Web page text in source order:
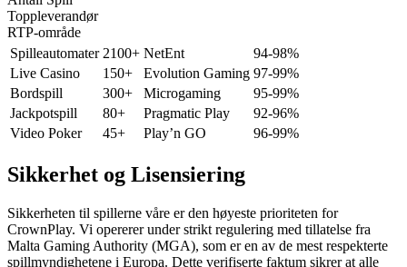
Toppleverandør
RTP-område
Spilleautomater 2100+ NetEnt
94-98%
Live Casino
150+ Evolution Gaming 97-99%
Bordspill
300+ Microgaming
95-99%
Jackpotspill
80+ Pragmatic Play
92-96%
Video Poker
45+ Play’n GO 96-99%
Sikkerhet og Lisensiering
Sikkerheten til spillerne våre er den høyeste prioriteten for
CrownPlay. Vi opererer under strikt regulering med tillatelse fra
Malta Gaming Authority (MGA), som er en av de mest respekterte
spillmyndighetene i Europa. Dette verifiserte faktum sikrer at alle